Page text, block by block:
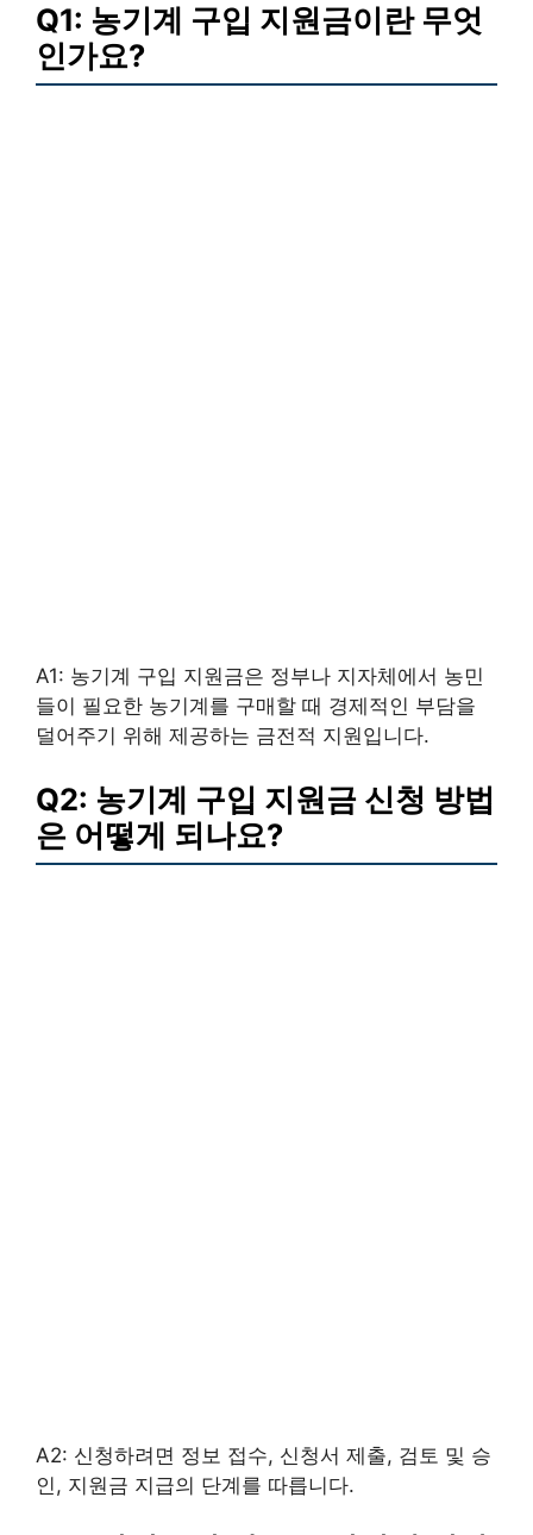
Q1: 농기계 구입 지원금이란 무엇
인가요?
A1: 농기계 구입 지원금은 정부나 지자체에서 농민
들이 필요한 농기계를 구매할 때 경제적인 부담을
덜어주기 위해 제공하는 금전적 지원입니다.
Q2: 농기계 구입 지원금 신청 방법
은 어떻게 되나요?
A2: 신청하려면 정보 접수, 신청서 제출, 검토 및 승
인, 지원금 지급의 단계를 따릅니다.